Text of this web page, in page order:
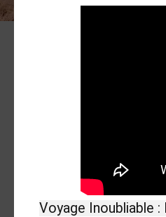
Voyage Inoubliable